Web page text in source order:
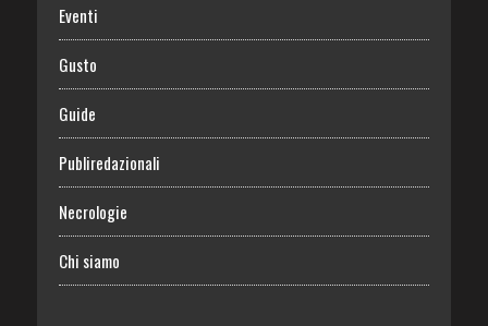
Eventi
Gusto
Guide
Publiredazionali
Necrologie
Chi siamo